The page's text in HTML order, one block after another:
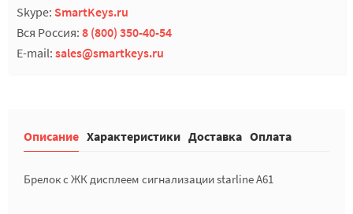
Skype: SmartKeys.ru
Вся Россия: 8 (800) 350-40-54
E-mail: sales@smartkeys.ru
Описание Характеристики Доставка Оплата
Брелок с ЖК дисплеем сигнализации starline A61